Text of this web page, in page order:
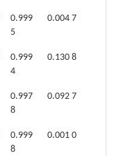
0.999
5
0.004 7
0.999
4
0.130 8
0.997
8
0.092 7
0.999
8
0.001 0